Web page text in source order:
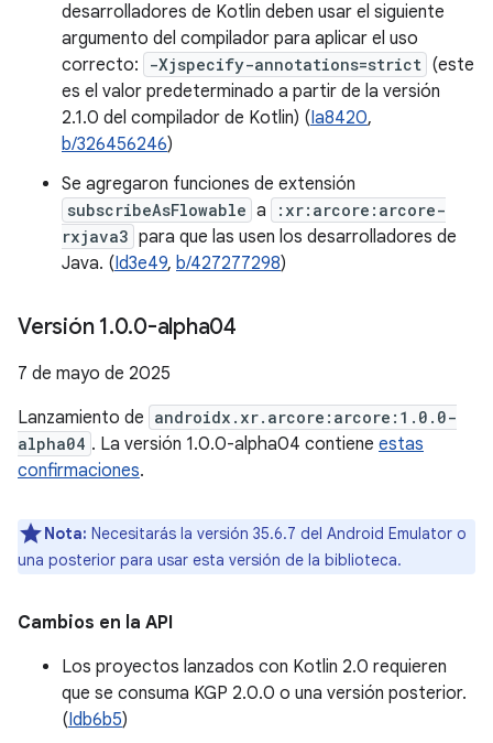
desarrolladores de Kotlin deben usar el siguiente
argumento del compilador para aplicar el uso
correcto:
-Xjspecify-annotations=strict (este
es el valor predeterminado a partir de la versión
2.1.0 del compilador de Kotlin) (Ia8420,
b/326456246)
Se agregaron funciones de extensión
subscribeAsFlowable a
:xr:arcore:arcore-
rxjava3 para que las usen los desarrolladores de
Java. (Id3e49, b/427277298)
Versión 1.0.0-alpha04
7 de mayo de 2025
Lanzamiento de androidx.xr.arcore:arcore:1.0.0-
alpha04 . La versión 1.0.0-alpha04 contiene estas
confirmaciones.
Nota: Necesitarás la versión 35.6.7 del Android Emulator o
una posterior para usar esta versión de la biblioteca.
Cambios en la API
Los proyectos lanzados con Kotlin 2.0 requieren
que se consuma KGP 2.0.0 o una versión posterior.
(Idb6b5)